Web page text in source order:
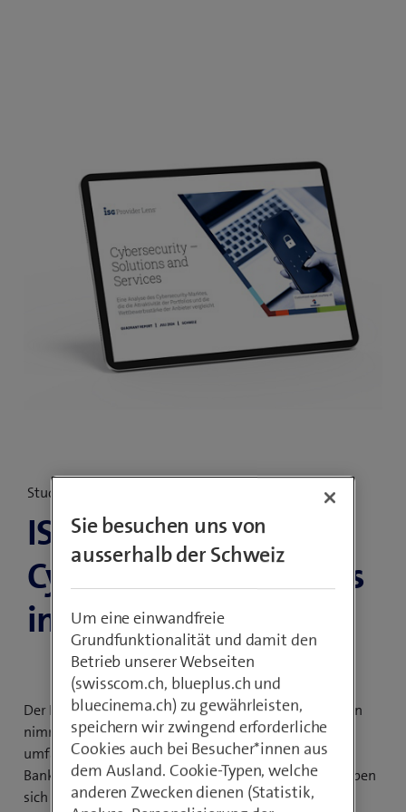
Studie
ISG Provider Lens™ –
Cybersecurity-Services
in der Schweiz 2024
Der Beratungsbedarf rund um neuartige Bedrohungen
nimmt zu. Das gilt insbesondere für Branchen, die
umfangreiche virtuelle Assets schützen müssen, wie
Banken und Versicherungen. Erste Serviceanbieter haben
sich deshalb bereits auf entsprechende
Sie besuchen uns von
ausserhalb der Schweiz
Um eine einwandfreie
Grundfunktionalität und damit den
Betrieb unserer Webseiten
(swisscom.ch, blueplus.ch und
bluecinema.ch) zu gewährleisten,
speichern wir zwingend erforderliche
Cookies auch bei Besucher*innen aus
dem Ausland. Cookie-Typen, welche
anderen Zwecken dienen (Statistik,